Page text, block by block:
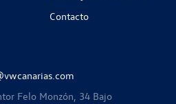
Contacto
Felo Monzón, 34 Bajo